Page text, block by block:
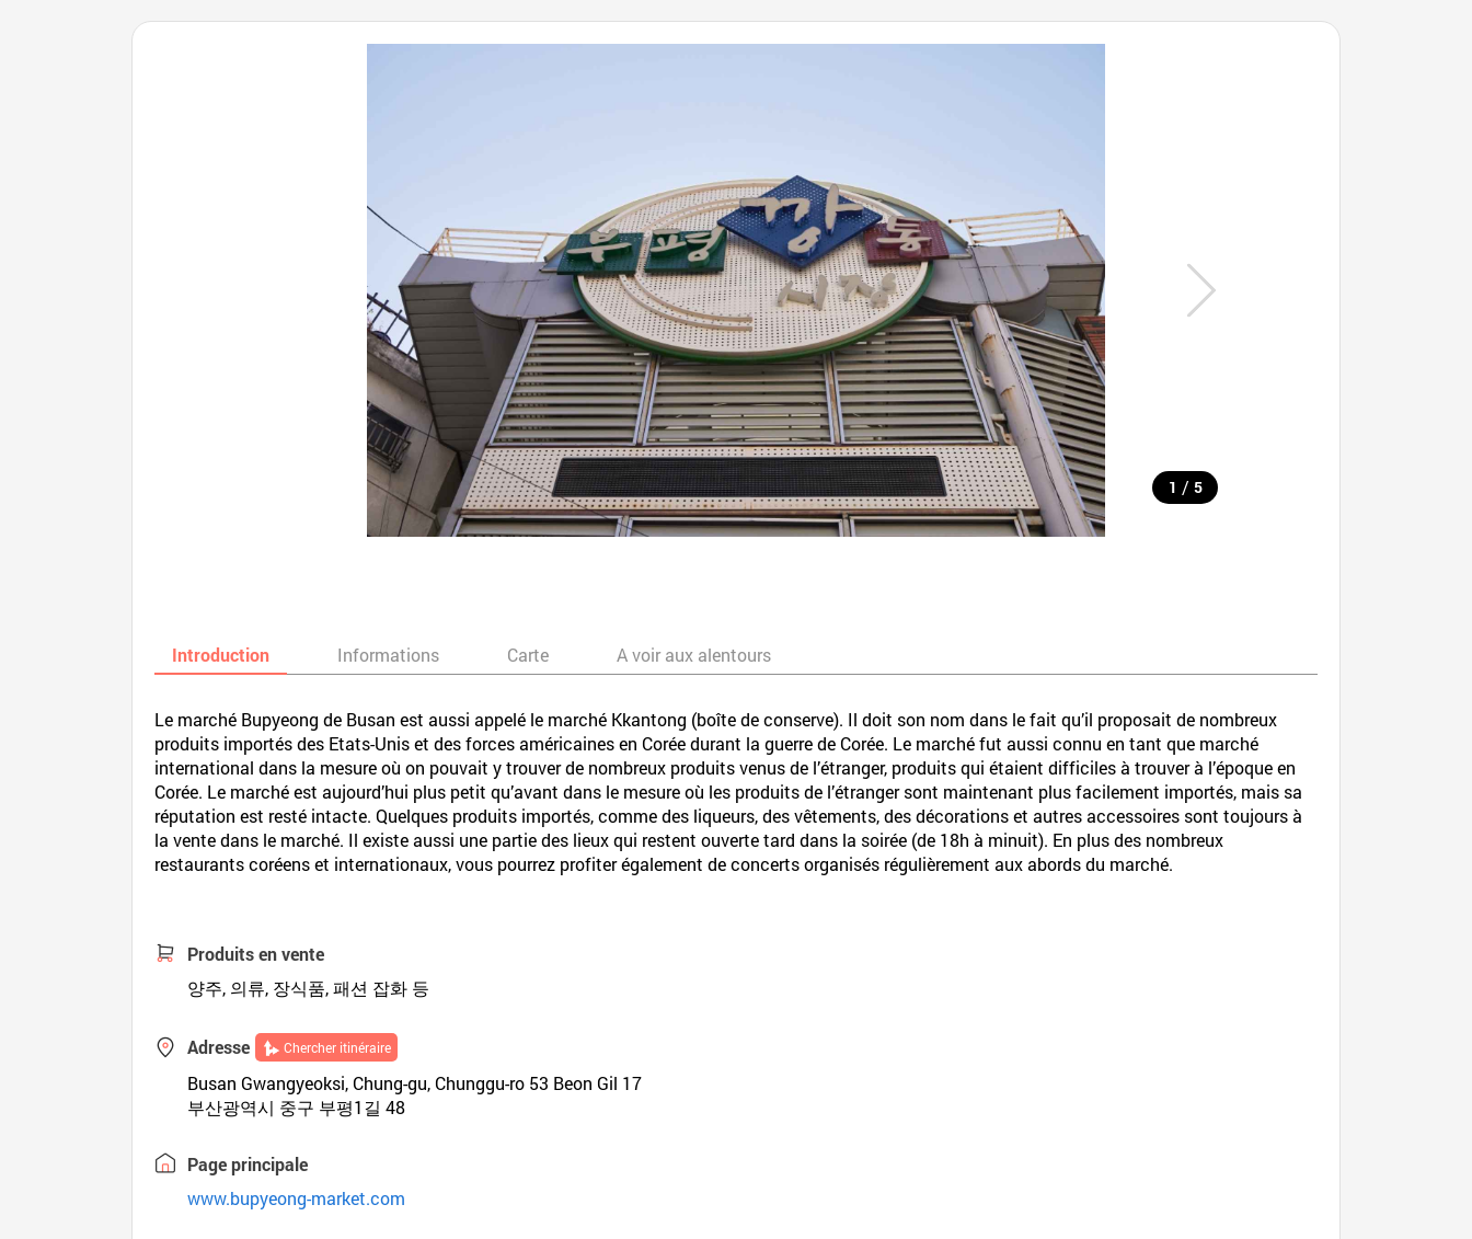
1 / 5
Introduction Informations Carte A voir aux alentours
Le marché Bupyeong de Busan est aussi appelé le marché Kkantong (boîte de conserve). Il doit son nom dans le fait qu’il proposait de nombreux
produits importés des Etats-Unis et des forces américaines en Corée durant la guerre de Corée. Le marché fut aussi connu en tant que marché
international dans la mesure où on pouvait y trouver de nombreux produits venus de l’étranger, produits qui étaient difficiles à trouver à l’époque en
Corée. Le marché est aujourd’hui plus petit qu’avant dans le mesure où les produits de l’étranger sont maintenant plus facilement importés, mais sa
réputation est resté intacte. Quelques produits importés, comme des liqueurs, des vêtements, des décorations et autres accessoires sont toujours à
la vente dans le marché. Il existe aussi une partie des lieux qui restent ouverte tard dans la soirée (de 18h à minuit). En plus des nombreux
restaurants coréens et internationaux, vous pourrez profiter également de concerts organisés régulièrement aux abords du marché.
Produits en vente
양주, 의류, 장식품, 패션 잡화 등
Adresse Chercher itinéraire
Busan Gwangyeoksi, Chung-gu, Chunggu-ro 53 Beon Gil 17
부산광역시 중구 부평1길 48
Page principale
www.bupyeong-market.com